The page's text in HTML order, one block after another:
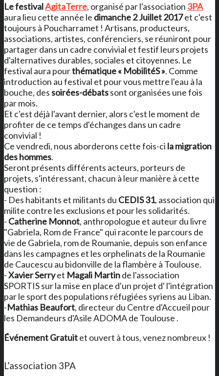
Le festivalAgitaTerre, organisé par l'association 3PA
aura lieu cette année le dimanche 2 Juillet 2017et c'est
toujours à Poucharramet ! Artisans, producteurs,
associations, artistes, conférenciers, se réuniront pour
partager dans un cadre convivial et festif leurs projets
d'alternatives durables, sociales et citoyennes. Le
festival aura pourthématique « MobilitéS ». Comme
introduction au festival et pour vous mettre l'eau à la
bouche, dessoirées-débatssont organisées une fois
par mois.
Et c'est déjà l'avant dernier, alors c'est le moment de
profiter de ce temps d'échanges dans un cadre
convivial !
Ce vendredi, nous aborderons cette fois-ci la migration
des hommes.
Seront présents différents acteurs, porteurs de
projets, s'intéressant, chacun à leur manière à cette
question :
- Des habitants et militants du CEDIS 31, association qui
milite contre les exclusions et pour les solidarités.
- Catherine Monnot, anthropologue et auteur du livre
"Gabriela, Rom de France" qui raconte le parcours de
vie de Gabriela, rom de Roumanie, depuis son enfance
dans les campagnes et les orphelinats de la Roumanie
de Caucescu au bidonville de la flambère à Toulouse.
-Xavier Serryet Magali Martinde l'association
SPORTIS sur la mise en place d'un projet d' l'intégration
par le sport des populations réfugiées syriens au Liban.
-Mathias Beaufort, directeur du Centre d'Accueil pour
les Demandeurs d'Asile ADOMA de Toulouse .
ÉvénementGratuitet ouvert à tous, venez nombreux !
L’association 3PA